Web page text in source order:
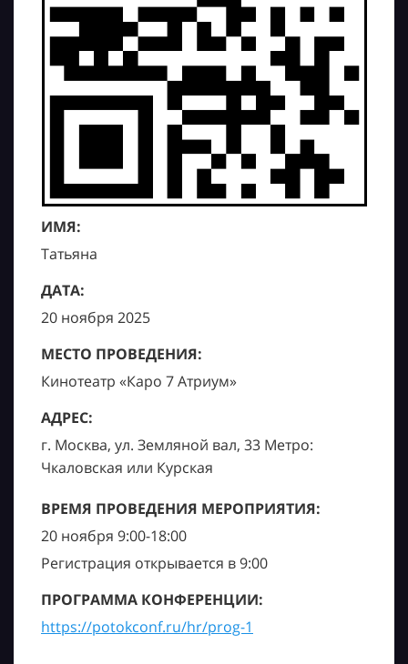
ИМЯ:
Татьяна
ДАТА:
20 ноября 2025
МЕСТО ПРОВЕДЕНИЯ:
Кинотеатр «Каро 7 Атриум»
АДРЕС:
г. Москва, ул. Земляной вал, 33 Метро:
Чкаловская или Курская
ВРЕМЯ ПРОВЕДЕНИЯ МЕРОПРИЯТИЯ:
20 ноября 9:00-18:00
Регистрация открывается в 9:00
ПРОГРАММА КОНФЕРЕНЦИИ:
https://potokconf.ru/hr/prog-1